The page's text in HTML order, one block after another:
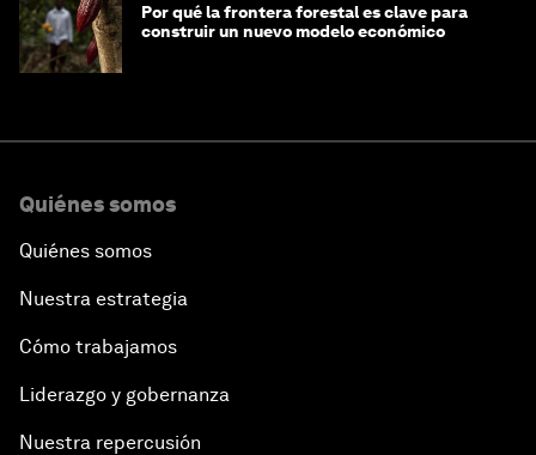
Por qué la frontera forestal es clave para
construir un nuevo modelo económico
Quiénes somos
Quiénes somos
Nuestra estrategia
Cómo trabajamos
Liderazgo y gobernanza
Nuestra repercusión